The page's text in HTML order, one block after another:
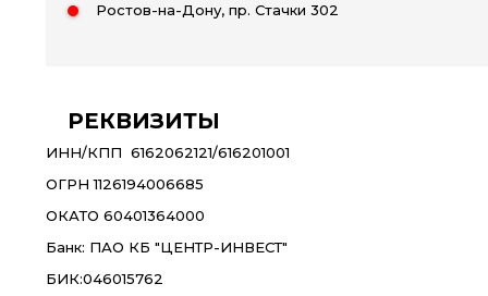
Ростов-на-Дону, пр. Стачки 302
РЕКВИЗИТЫ
ИНН/КПП 6162062121/616201001
ОГРН 1126194006685
ОКАТО 60401364000
Банк: ПАО КБ "ЦЕНТР-ИНВЕСТ"
БИК:046015762